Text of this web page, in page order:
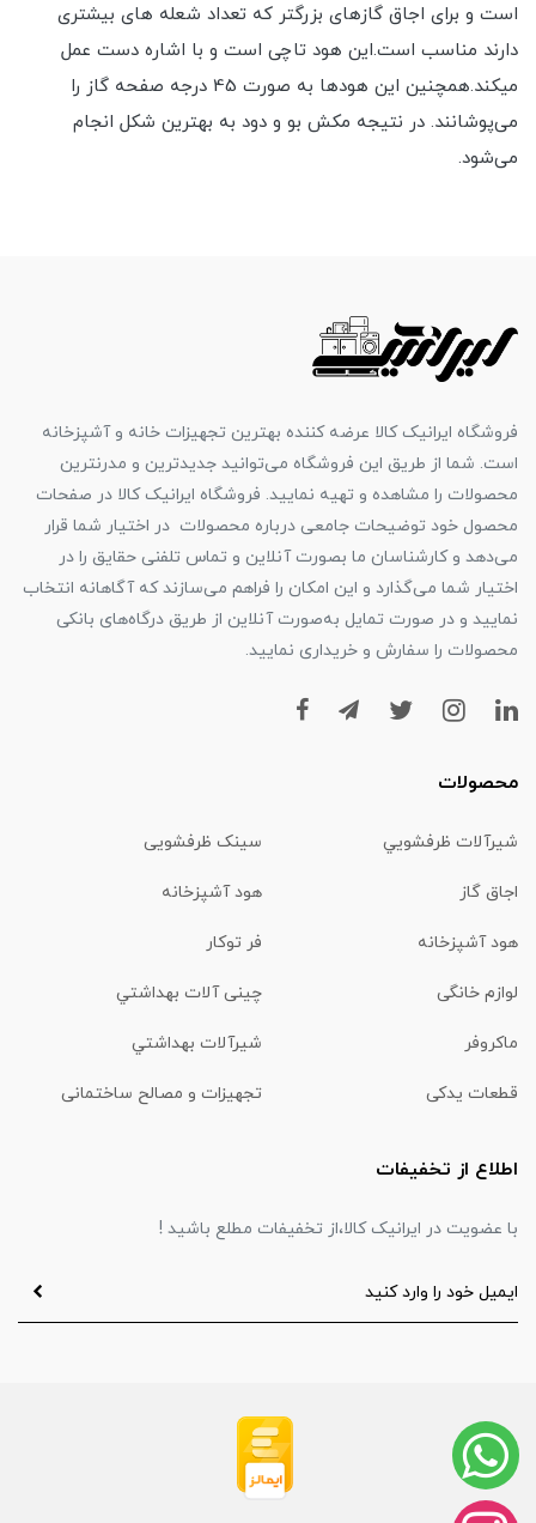
است و برای اجاق گازهای بزرگتر که تعداد شعله های بیشتری
دارند مناسب است.این هود تاچی است و با اشاره دست عمل
میکند.همچنین این هودها به صورت 45 درجه صفحه گاز را
می‌پوشانند. در نتیجه مکش بو و دود به بهترین شکل انجام
می‌شود.
فروشگاه ایرانیک کالا عرضه کننده بهترین تجهیزات خانه و آشپزخانه
است. شما از طریق این فروشگاه می‌توانید جدیدترین و مدرنترین
محصولات را مشاهده و تهیه نمایید. فروشگاه ایرانیک کالا در صفحات
محصول خود توضیحات جامعی درباره محصولات در اختیار شما قرار
می‌دهد و کارشناسان ما بصورت آنلاین و تماس تلفنی حقایق را در
اختیار شما می‌گذارد و این امکان را فراهم می‌سازند که آگاهانه انتخاب
نمایید و در صورت تمایل به‌صورت آنلاین از طریق درگاه‌های بانکی
محصولات را سفارش و خریداری نمایید.
محصولات
شیرآلات ظرفشويي سینک ظرفشویی
اجاق گاز هود آشپزخانه
هود آشپزخانه فر توکار
لوازم خانگی چینی آلات بهداشتي
ماكروفر شیرآلات بهداشتي
قطعات یدکی تجهیزات و مصالح ساختمانی
اطلاع از تخفیفات
با عضویت در ایرانیک کالا،از تخفیفات مطلع باشید !